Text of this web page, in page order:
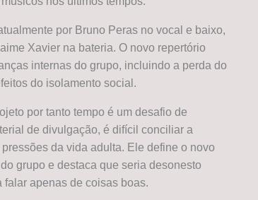
por Bruno Peras no vocal e baixo,
Xavier na bateria. O novo repertório
internas do grupo, incluindo a perda do
do isolamento social.
por tanto tempo é um desafio de
de divulgação, é difícil conciliar a
da vida adulta. Ele define o novo
grupo e destaca que seria desonesto
apenas de coisas boas.